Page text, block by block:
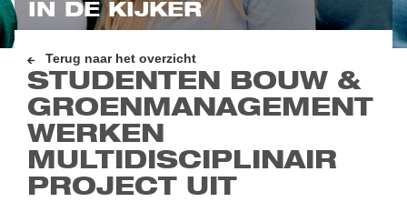
IN DE KIJKER
Terug naar het overzicht
STUDENTEN BOUW &
GROENMANAGEMENT
WERKEN
MULTIDISCIPLINAIR
PROJECT UIT